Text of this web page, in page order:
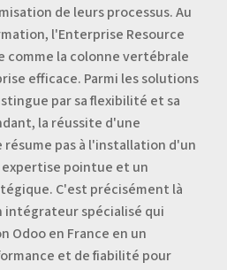
de leurs processus. Au
l'Enterprise Resource
comme la colonne vertébrale
efficace. Parmi les solutions
par sa flexibilité et sa
la réussite d'une
pas à l'installation d'un
pointue et un
C'est précisément là
spécialisé qui
en France en un
et de fiabilité pour